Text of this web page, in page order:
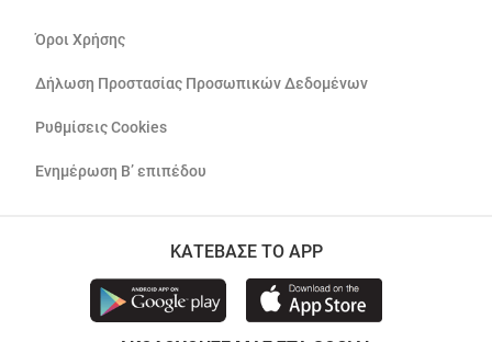
Όροι Χρήσης
Δήλωση Προστασίας Προσωπικών Δεδομένων
Ρυθμίσεις Cookies
Ενημέρωση Β’ επιπέδου
ΚΑΤΕΒΑΣΕ ΤΟ APP